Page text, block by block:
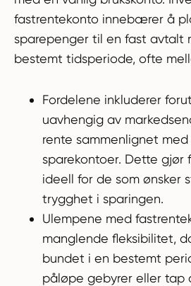
fastrentekonto innebærer å
sparepenger til en fast avtalt
bestemt tidsperiode, ofte
Fordelene inkluderer
uavhengig av
rente sammenlignet
sparekontoer. Dette gjør
ideell for de som ønsker
trygghet i sparingen.
Ulempene med
manglende fleksibilitet,
bundet i en bestemt
påløpe gebyrer eller tap